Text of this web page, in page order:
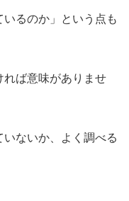
るのか」という点も
れば意味がありませ
ないか、よく調べる